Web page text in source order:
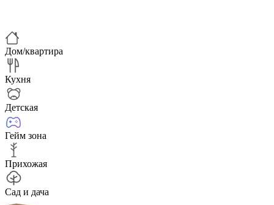
Дом/квартира
Кухня
Детская
Гейм зона
Прихожая
Сад и дача